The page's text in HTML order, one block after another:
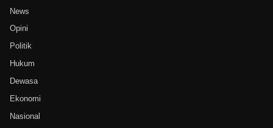
News
Opini
Politik
Hukum
Dewasa
Ekonomi
Nasional